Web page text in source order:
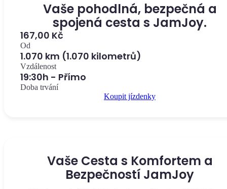
Vaše pohodlná, bezpečná a
spojená cesta s JamJoy.
167,00 Kč
Od
1.070 km (1.070 kilometrů)
Vzdálenost
19:30h - Přímo
Doba trvání
Koupit jízdenky
Vaše Cesta s Komfortem a
Bezpečností JamJoy